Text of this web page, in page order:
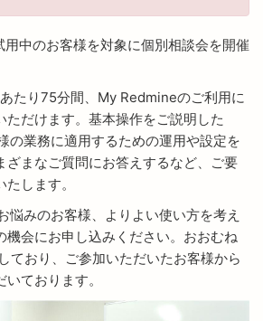
中のお客様を対象に個別相談会を開催
たり75分間、My Redmineのご利用に
ただけます。基本操作をご説明した
の業務に適用するための運用や設定を
ざまなご質問にお答えするなど、ご要
します。
悩みのお客様、よりよい使い方を考え
機会にお申し込みください。おおむね
ており、ご参加いただいたお客様から
ております。